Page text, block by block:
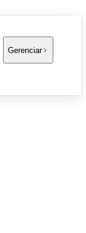
Gerenciar